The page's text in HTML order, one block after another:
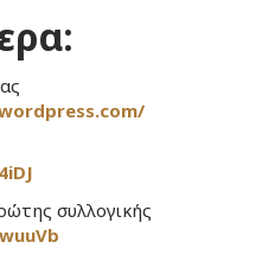
συλλογικής